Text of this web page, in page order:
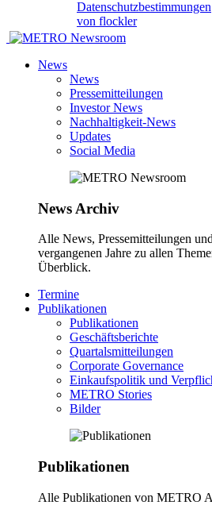
Datenschutzbestimmungen
von flockler
Newsroom
News
News
Pressemitteilungen
Investor News
Nachhaltigkeit-News
Updates
Social Media
News Archiv
Alle News, Pressemitteilungen
vergangenen Jahre zu allen
Überblick.
Termine
Publikationen
Publikationen
Geschäftsberichte
Quartalsmitteilungen
Corporate Governance
Einkaufspolitik und
METRO Stories
Bilder
Publikationen
Alle Publikationen von METRO